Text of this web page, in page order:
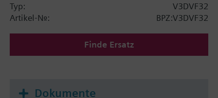
Typ:
V3DVF32
Artikel-Nr.:
BPZ:V3DVF32
Finde Ersatz
Dokumente